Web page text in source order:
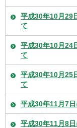
平成30年10月29
て
平成30年10月24
て
平成30年10月25
て
平成30年11月7
平成30年11月8